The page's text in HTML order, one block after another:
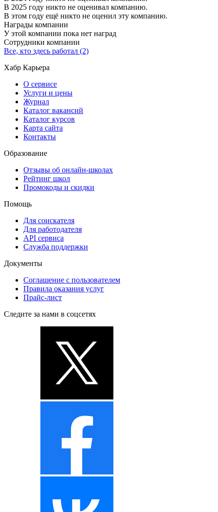
В 2025 году никто не оценивал компанию.
В этом году ещё никто не оценил эту компанию.
Награды компании
У этой компании пока нет наград
Сотрудники компании
Все, кто здесь работал (2)
Хабр Карьера
О сервисе
Услуги и цены
Журнал
Каталог вакансий
Каталог курсов
Карта сайта
Контакты
Образование
Отзывы об онлайн-школах
Рейтинг школ
Промокоды и скидки
Помощь
Для соискателя
Для работодателя
API сервиса
Служба поддержки
Документы
Соглашение с пользователем
Правила оказания услуг
Прайс-лист
Следите за нами в соцсетях